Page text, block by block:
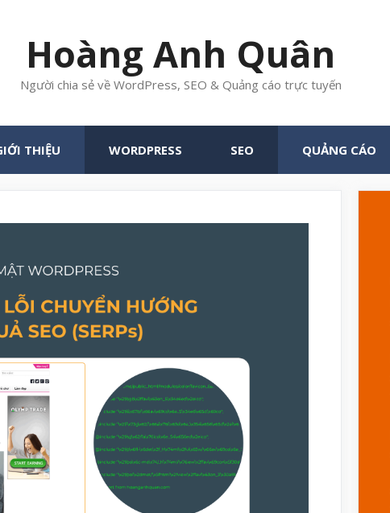
Hoàng Anh Quân
Người chia sẻ về WordPress, SEO & Quảng cáo trực tuyến
THIỆU WORDPRESS SEO QUẢNG CÁO